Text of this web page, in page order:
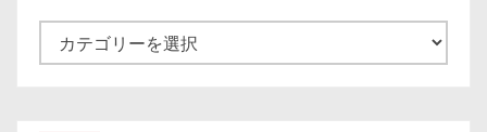
テ